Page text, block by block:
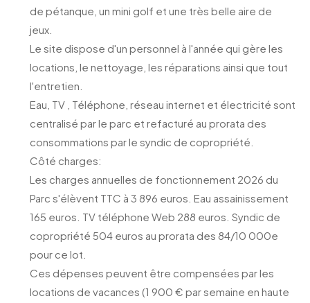
de pétanque, un mini golf et une très belle aire de
jeux.
Le site dispose d'un personnel à l'année qui gère les
locations, le nettoyage, les réparations ainsi que tout
l'entretien.
Eau, TV , Téléphone, réseau internet et électricité sont
centralisé par le parc et refacturé au prorata des
consommations par le syndic de copropriété.
Côté charges:
Les charges annuelles de fonctionnement 2026 du
Parc s'élèvent TTC à 3 896 euros. Eau assainissement
165 euros. TV téléphone Web 288 euros. Syndic de
copropriété 504 euros au prorata des 84/10 000e
pour ce lot.
Ces dépenses peuvent être compensées par les
locations de vacances (1 900 € par semaine en haute